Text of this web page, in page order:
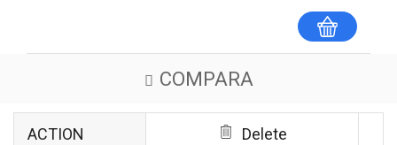
COMPARA
ACTION Delete